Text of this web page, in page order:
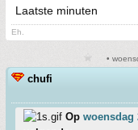
Laatste minuten
Eh.
•
chufi
Op woensdag